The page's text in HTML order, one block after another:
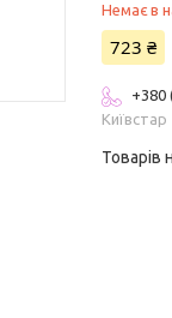
Немає в
723 ₴
+380
Київстар